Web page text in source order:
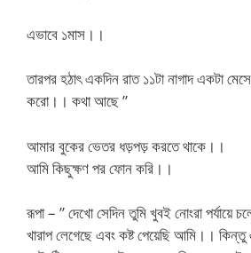
এভাবে ১মাস।।
তারপর হঠাৎ একদিন রাত ১১টা নাগাদ একটা
করো।। কথা আছে ”
আমার বুকের ভেতর ধড়পড় করতে থাকে।।
আমি কিছুক্ষণ পর ফোন করি।।
রূপা – ” দেখো সেদিন তুমি খুবই নোংরা পর্যায়ে
খারাপ লেগেছে এবং কষ্ট পেয়েছি আমি।। কিন্তু